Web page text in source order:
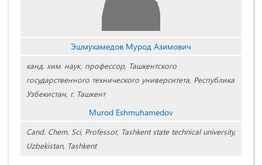
Эшмухамедов Мурод Азимович
канд. хим. наук, профессор, Ташкентского
государственного технического университета, Республика
Узбекистан, г. Ташкент
Murod Eshmuhamedov
Cand. Chem. Sci, Professor, Tashkent state technical university,
Uzbekistan, Tashkent